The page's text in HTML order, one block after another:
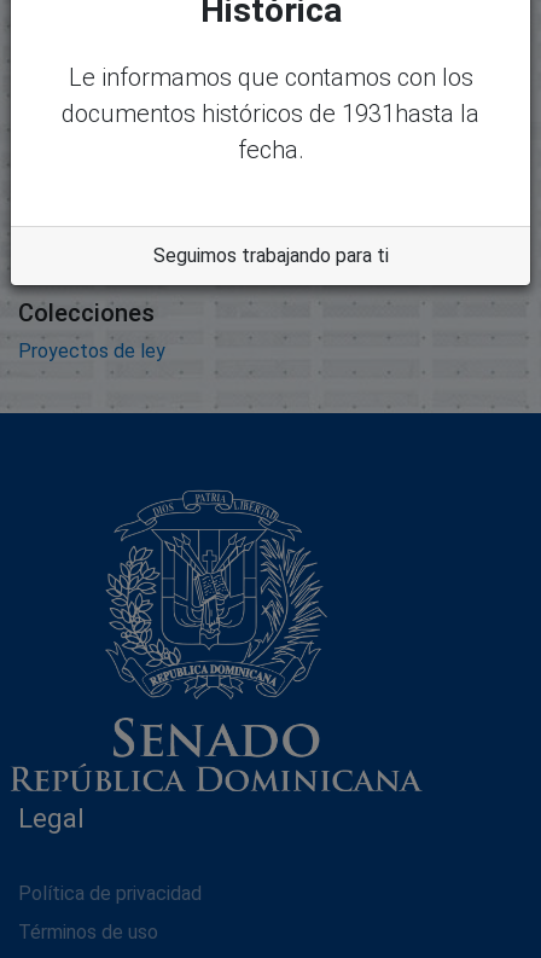
Tamaño:
1.98 MB
Descripción:
Colecciones
Proyectos de ley
Legal
Política de privacidad
Términos de uso
Histórica
Le informamos que contamos con los
documentos históricos de 1931hasta la
fecha.
Seguimos trabajando para ti